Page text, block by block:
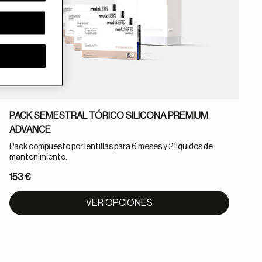
PACK SEMESTRAL TÓRICO SILICONA PREMIUM
ADVANCE
Pack compuesto por lentillas para 6 meses y 2 líquidos de
mantenimiento.
153 €
VER OPCIONES